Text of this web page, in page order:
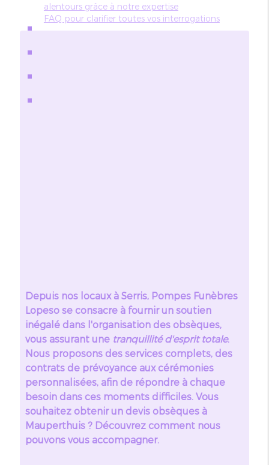
alentours grâce à notre expertise
FAQ pour clarifier toutes vos interrogations
Depuis nos locaux à Serris, Pompes Funèbres
Lopeso se consacre à fournir un soutien
inégalé dans l'organisation des obsèques,
vous assurant une tranquillité d'esprit totale.
Nous proposons des services complets, des
contrats de prévoyance aux cérémonies
personnalisées, afin de répondre à chaque
besoin dans ces moments difficiles. Vous
souhaitez obtenir un devis obsèques à
Mauperthuis ? Découvrez comment nous
pouvons vous accompagner.